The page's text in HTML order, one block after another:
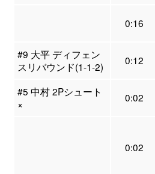
0:16
#9 大平 ディフェン
スリバウンド(1-1-2)
0:12
#5 中村 2Pシュート
×
0:02
0:02